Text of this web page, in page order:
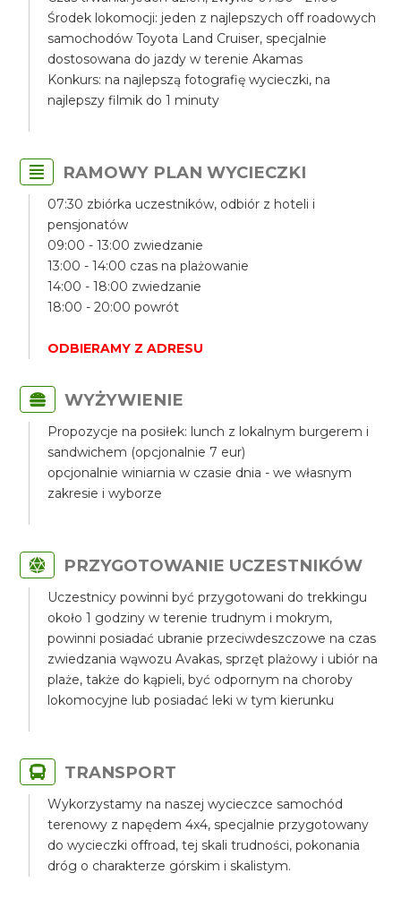
Środek lokomocji: jeden z najlepszych off roadowych
samochodów Toyota Land Cruiser, specjalnie
dostosowana do jazdy w terenie Akamas
Konkurs: na najlepszą fotografię wycieczki, na
najlepszy filmik do 1 minuty
RAMOWY PLAN WYCIECZKI
07:30 zbiórka uczestników, odbiór z hoteli i
pensjonatów
09:00 - 13:00 zwiedzanie
13:00 - 14:00 czas na plażowanie
14:00 - 18:00 zwiedzanie
18:00 - 20:00 powrót
ODBIERAMY Z ADRESU
WYŻYWIENIE
Propozycje na posiłek: lunch z lokalnym burgerem i
sandwichem (opcjonalnie 7 eur)
opcjonalnie winiarnia w czasie dnia - we własnym
zakresie i wyborze
PRZYGOTOWANIE UCZESTNIKÓW
Uczestnicy powinni być przygotowani do trekkingu
około 1 godziny w terenie trudnym i mokrym,
powinni posiadać ubranie przeciwdeszczowe na czas
zwiedzania wąwozu Avakas, sprzęt plażowy i ubiór na
plaże, także do kąpieli, być odpornym na choroby
lokomocyjne lub posiadać leki w tym kierunku
TRANSPORT
Wykorzystamy na naszej wycieczce samochód
terenowy z napędem 4x4, specjalnie przygotowany
do wycieczki offroad, tej skali trudności, pokonania
dróg o charakterze górskim i skalistym.